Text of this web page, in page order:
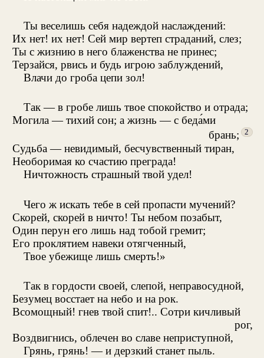
Ты веселишь себя надеждой наслаждений:
Их нет! их нет! Сей мир вертеп страданий, слез;
Ты с жизнию в него блаженства не принес;
Терзайся, рвись и будь игрою заблуждений,
Влачи до гроба цепи зол!
Так — в гробе лишь твое спокойство и отрада;
Могила — тихий сон; а жизнь — с беда́ми
брань;
2
Судьба — невидимый, бесчувственный тиран,
Необоримая ко счастию преграда!
Ничтожность страшный твой удел!
Чего ж искать тебе в сей пропасти мучений?
Скорей, скорей в ничто! Ты небом позабыт,
Один перун его лишь над тобой гремит;
Его проклятием навеки отягченный,
Твое убежище лишь смерть!»
Так в гордости своей, слепой, неправосудной,
Безумец восстает на небо и на рок.
Всомощный! гнев твой спит!.. Сотри кичливый
рог,
Воздвигнись, облечен во славе неприступной,
Грянь, грянь! — и дерзкий станет пыль.